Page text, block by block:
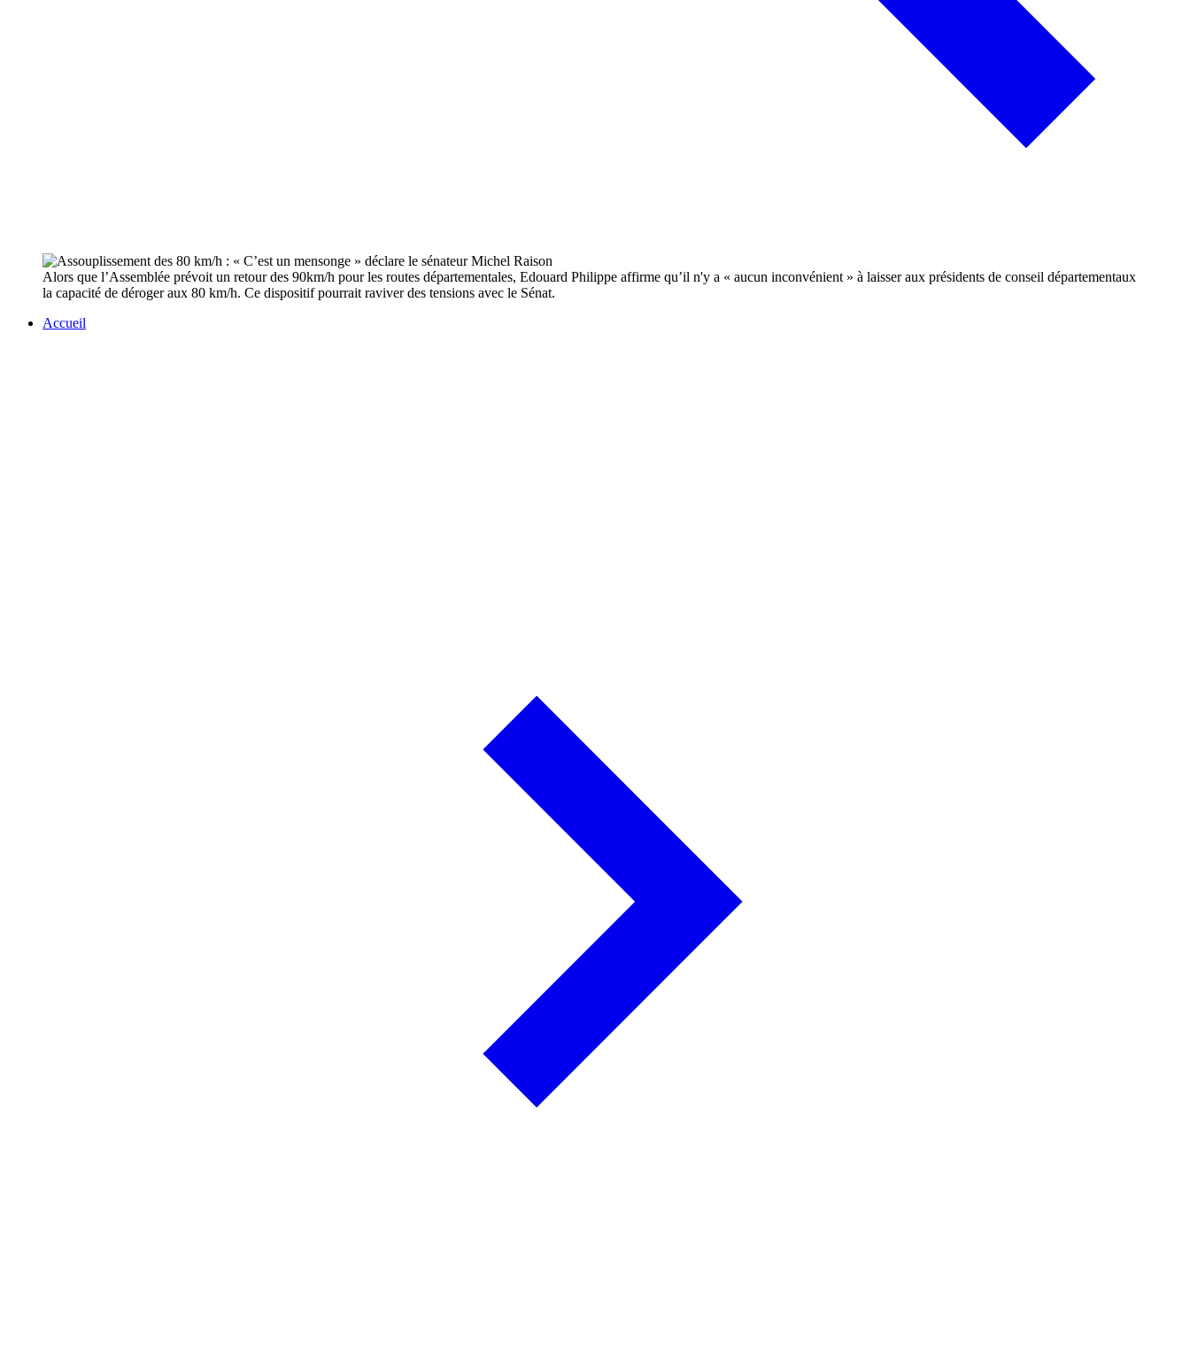
Alors que l’Assemblée prévoit un retour des 90km/h pour les routes départementales, Edouard Philippe affirme qu’il n'y a « aucun inconvénient » à laisser aux présidents de conseil départementaux
la capacité de déroger aux 80 km/h. Ce dispositif pourrait raviver des tensions avec le Sénat.
Accueil